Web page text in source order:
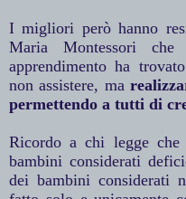
I migliori però hanno
Maria Montessori
apprendimento ha
non assistere, ma
permettendo a tutti di
Ricordo a chi legge
bambini considerati
dei bambini considerati